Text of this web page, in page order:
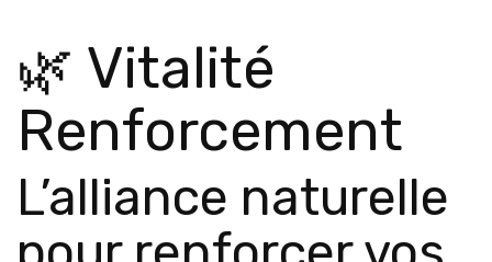
🌿 Vitalité
Renforcement
L’alliance naturelle